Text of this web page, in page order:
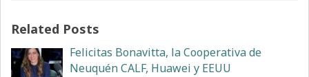
Related Posts
Felicitas Bonavitta, la Cooperativa de
Neuquén CALF, Huawei y EEUU